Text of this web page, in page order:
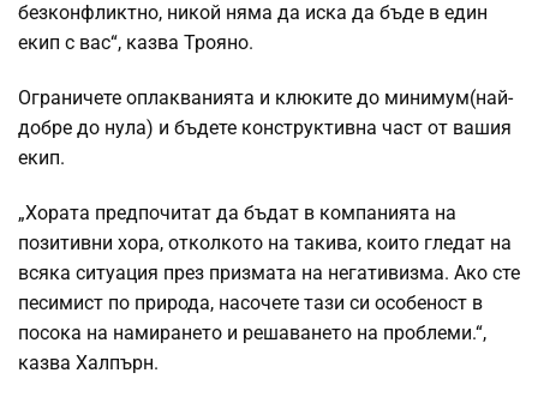
безконфликтно, никой няма да иска да бъде в един
екип с вас“, казва Трояно.
Ограничете оплакванията и клюките до минимум(най-
добре до нула) и бъдете конструктивна част от вашия
екип.
„Хората предпочитат да бъдат в компанията на
позитивни хора, отколкото на такива, които гледат на
всяка ситуация през призмата на негативизма. Ако сте
песимист по природа, насочете тази си особеност в
посока на намирането и решаването на проблеми.“,
казва Халпърн.